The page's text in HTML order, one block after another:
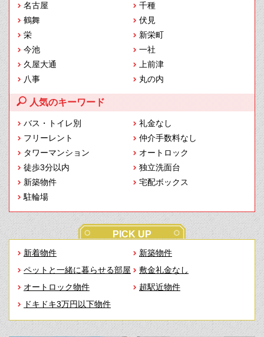
名古屋
千種
鶴舞
伏見
栄
新栄町
今池
一社
久屋大通
上前津
八事
丸の内
人気のキーワード
バス・トイレ別
礼金なし
フリーレント
仲介手数料なし
タワーマンション
オートロック
徒歩3分以内
独立洗面台
新築物件
宅配ボックス
駐輪場
PICK UP
新着物件
新築物件
ペットと一緒に暮らせる部屋
敷金礼金なし
オートロック物件
超駅近物件
ドキドキ3万円以下物件